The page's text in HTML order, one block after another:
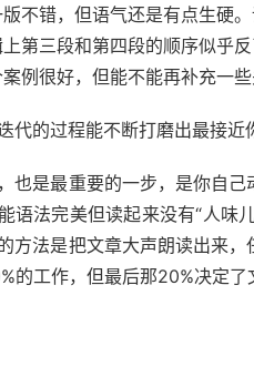
版不错，但语气还是有点生硬
上第三段和第四段的顺序似乎
案例很好，但能不能再补充一
代的过程能不断打磨出最接近
也是最重要的一步，是你自
语法完美但读起来没有“人味
方法是把文章大声朗读出来
的工作，但最后那20%决定了